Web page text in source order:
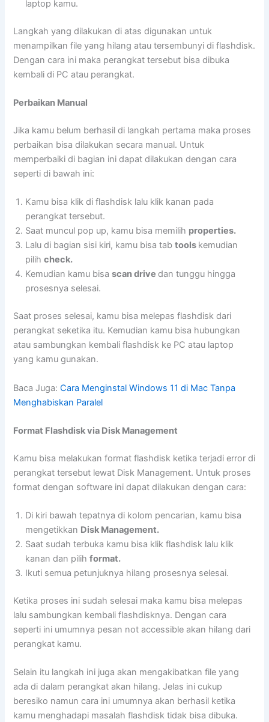
laptop kamu.
Langkah yang dilakukan di atas digunakan untuk
menampilkan file yang hilang atau tersembunyi di flashdisk.
Dengan cara ini maka perangkat tersebut bisa dibuka
kembali di PC atau perangkat.
Perbaikan Manual
Jika kamu belum berhasil di langkah pertama maka proses
perbaikan bisa dilakukan secara manual. Untuk
memperbaiki di bagian ini dapat dilakukan dengan cara
seperti di bawah ini:
Kamu bisa klik di flashdisk lalu klik kanan pada
perangkat tersebut.
Saat muncul pop up, kamu bisa memilih properties.
Lalu di bagian sisi kiri, kamu bisa tabtools kemudian
pilihcheck.
Kemudian kamu bisascan drivedan tunggu hingga
prosesnya selesai.
Saat proses selesai, kamu bisa melepas flashdisk dari
perangkat seketika itu. Kemudian kamu bisa hubungkan
atau sambungkan kembali flashdisk ke PC atau laptop
yang kamu gunakan.
Baca Juga:Cara Menginstal Windows 11 di Mac Tanpa
Menghabiskan Paralel
Format Flashdisk via Disk Management
Kamu bisa melakukan format flashdisk ketika terjadi error di
perangkat tersebut lewat Disk Management. Untuk proses
format dengan software ini dapat dilakukan dengan cara:
Di kiri bawah tepatnya di kolom pencarian, kamu bisa
mengetikkan Disk Management.
Saat sudah terbuka kamu bisa klik flashdisk lalu klik
kanan dan pilihformat.
Ikuti semua petunjuknya hilang prosesnya selesai.
Ketika proses ini sudah selesai maka kamu bisa melepas
lalu sambungkan kembali flashdisknya. Dengan cara
seperti ini umumnya pesan not accessible akan hilang dari
perangkat kamu.
Selain itu langkah ini juga akan mengakibatkan file yang
ada di dalam perangkat akan hilang. Jelas ini cukup
beresiko namun cara ini umumnya akan berhasil ketika
kamu menghadapi masalah flashdisk tidak bisa dibuka.